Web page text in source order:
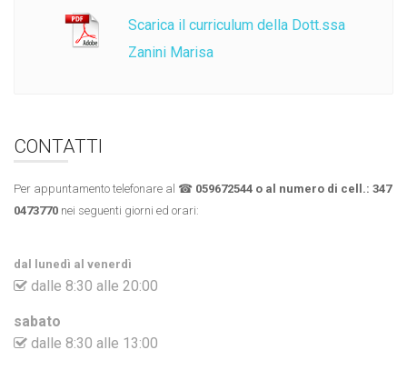
Scarica il curriculum della Dott.ssa
Zanini Marisa
CONTATTI
Per appuntamento telefonare al ☎ 059672544 o al numero di cell.: 347
0473770 nei seguenti giorni ed orari:
dal lunedì al venerdì
dalle 8:30 alle 20:00
sabato
dalle 8:30 alle 13:00